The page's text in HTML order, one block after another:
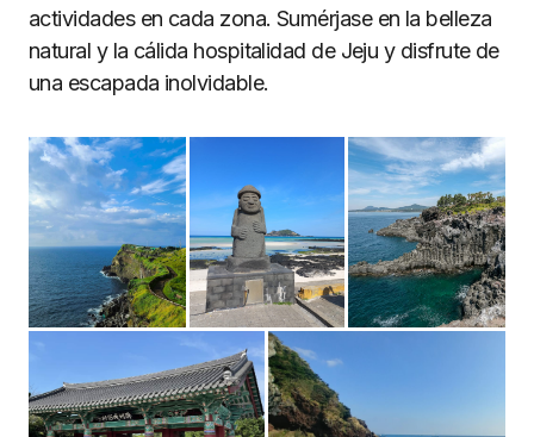
actividades en cada zona. Sumérjase en la belleza
natural y la cálida hospitalidad de Jeju y disfrute de
una escapada inolvidable.